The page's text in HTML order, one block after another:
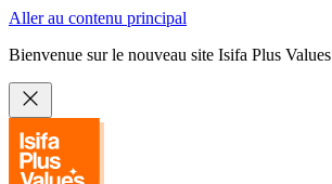
Aller au contenu principal
Bienvenue sur le nouveau site Isifa Plus Values